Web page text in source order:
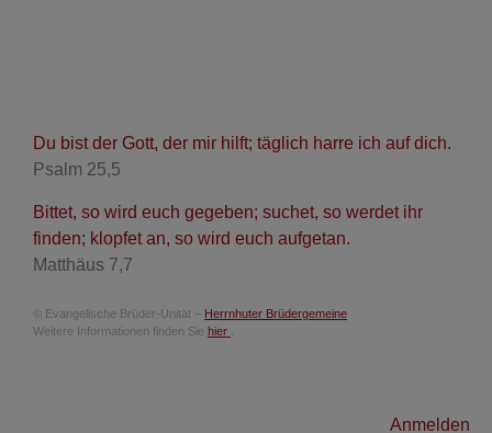
Du bist der Gott, der mir hilft; täglich harre ich auf dich.
Psalm 25,5
Bittet, so wird euch gegeben; suchet, so werdet ihr
finden; klopfet an, so wird euch aufgetan.
Matthäus 7,7
© Evangelische Brüder-Unität – Herrnhuter Brüdergemeine
Weitere Informationen finden Sie hier
Anmelden